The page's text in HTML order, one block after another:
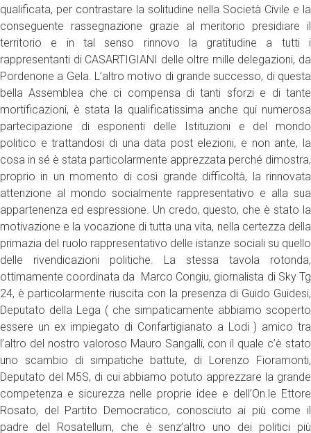
qualificata, per contrastare la solitudine nella Società Civile e la
conseguente rassegnazione grazie al meritorio presidiare il
territorio e in tal senso rinnovo la gratitudine a tutti i
rappresentanti di CASARTIGIANI delle oltre mille delegazioni, da
Pordenone a Gela. L’altro motivo di grande successo, di questa
bella Assemblea che ci compensa di tanti sforzi e di tante
mortificazioni, è stata la qualificatissima anche qui numerosa
partecipazione di esponenti delle Istituzioni e del mondo
politico e trattandosi di una data post elezioni, e non ante, la
cosa in sé è stata particolarmente apprezzata perché dimostra,
proprio in un momento di così grande difficoltà, la rinnovata
attenzione al mondo socialmente rappresentativo e alla sua
appartenenza ed espressione. Un credo, questo, che è stato la
motivazione e la vocazione di tutta una vita, nella certezza della
primazia del ruolo rappresentativo delle istanze sociali su quello
delle rivendicazioni politiche. La stessa tavola rotonda,
ottimamente coordinata da Marco Congiu, giornalista di Sky Tg
24, è particolarmente riuscita con la presenza di Guido Guidesi,
Deputato della Lega ( che simpaticamente abbiamo scoperto
essere un ex impiegato di Confartigianato a Lodi ) amico tra
l’altro del nostro valoroso Mauro Sangalli, con il quale c’è stato
uno scambio di simpatiche battute, di Lorenzo Fioramonti,
Deputato del M5S, di cui abbiamo potuto apprezzare la grande
competenza e sicurezza nelle proprie idee e dell’On.le Ettore
Rosato, del Partito Democratico, conosciuto ai più come il
padre del Rosatellum, che è senz’altro uno dei politici più